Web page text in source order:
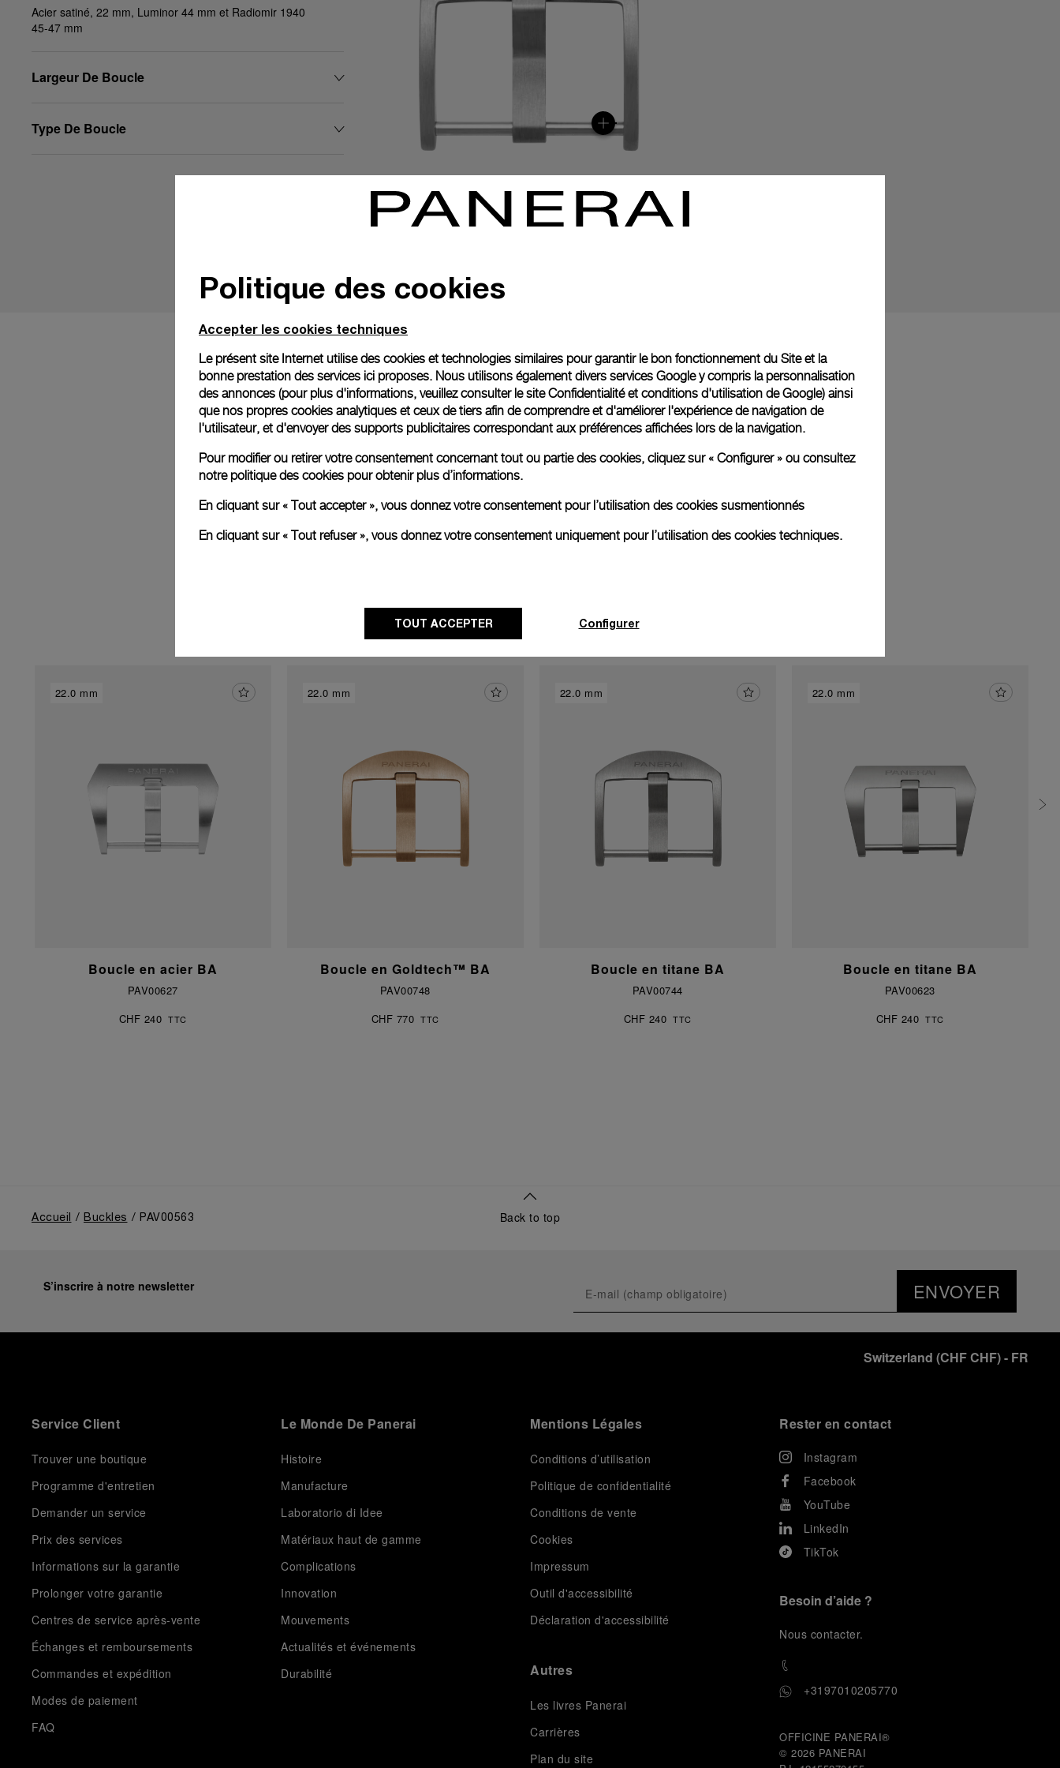
Acier satiné, 22 mm, Luminor 44 mm et Radiomir 1940
45-47 mm
Largeur De Boucle
Type De Boucle
Exclusive services
Extend warranty Request a service Care program
Découvrir d’autres boucles
22.0 mm
Boucle en acier BA
PAV00627
CHF 240 TTC
22.0 mm
Boucle en Goldtech™ BA
PAV00748
CHF 770 TTC
22.0 mm
Boucle en titane BA
PAV00744
CHF 240 TTC
22.0 mm
Boucle en titane BA
PAV00623
CHF 240 TTC
Accueil Buckles PAV00563 Back to top
S’inscrire à notre newsletter ENVOYER
Switzerland (CHF CHF)- FR
Service Client
Trouver une boutique
Programme d'entretien
Demander un service
Prix des services
Informations sur la garantie
Prolonger votre garantie
Centres de service après-vente
Échanges et remboursements
Commandes et expédition
Modes de paiement
FAQ
Le Monde De Panerai
Histoire
Manufacture
Laboratorio di Idee
Matériaux haut de gamme
Complications
Innovation
Mouvements
Actualités et événements
Durabilité
Mentions Légales
Conditions d’utilisation
Politique de confidentialité
Conditions de vente
Cookies
Impressum
Outil d'accessibilité
Déclaration d'accessibilité
Autres
Les livres Panerai
Carrières
Plan du site
Rester en contact
Instagram
Facebook
YouTube
LinkedIn
TikTok
Besoin d’aide ?
Nous contacter.
+3197010205770
OFFICINE PANERAI®
© 2026 PANERAI
Politique des cookies
Accepter les cookies techniques
Le présent site Internet utilise des cookies et technologies similaires pour garantir le bon fonctionnement du Site et la
bonne prestation des services ici proposes. Nous utilisons également divers services Google y compris la personnalisation
des annonces (pour plus d'informations, veuillez consulter lesite Confidentialité et conditions d'utilisation de Google) ainsi
que nos propres cookies analytiques et ceux de tiers afin de comprendre et d'améliorer l'expérience de navigation de
l'utilisateur, et d'envoyer des supports publicitaires correspondant aux préférences affichées lors de la navigation.
Pour modifier ou retirer votre consentement concernant tout ou partie des cookies, cliquez sur « Configurer » ou consultez
notre politique des cookies pour obtenir plus d’informations.
En cliquant sur « Tout accepter », vous donnez votre consentement pour l’utilisation des cookies susmentionnés
En cliquant sur « Tout refuser », vous donnez votre consentement uniquement pour l’utilisation des cookies techniques.
TOUT ACCEPTER Configurer